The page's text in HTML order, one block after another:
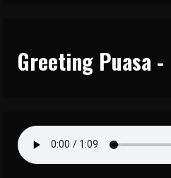
Greeting Puasa -